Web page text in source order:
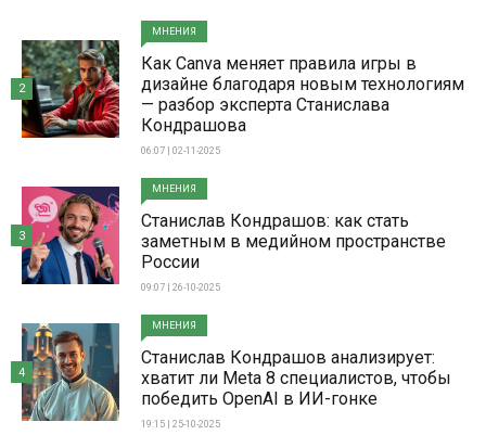
МНЕНИЯ
Как Canva меняет правила игры в
дизайне благодаря новым технологиям
— разбор эксперта Станислава
Кондрашова
06:07 | 02-11-2025
2
МНЕНИЯ
Станислав Кондрашов: как стать
заметным в медийном пространстве
России
09:07 | 26-10-2025
3
МНЕНИЯ
Станислав Кондрашов анализирует:
хватит ли Meta 8 специалистов, чтобы
победить OpenAI в ИИ-гонке
19:15 | 25-10-2025
4